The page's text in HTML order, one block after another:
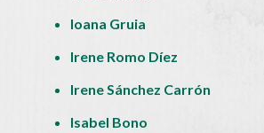
Ioana Gruia
Irene Romo Díez
Irene Sánchez Carrón
Isabel Bono